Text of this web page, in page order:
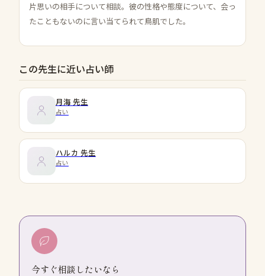
片思いの相手について相談。彼の性格や態度について、会っ
たこともないのに言い当てられて鳥肌でした。
この先生に近い占い師
月海 先生
占い
ハルカ 先生
占い
今すぐ相談したいなら